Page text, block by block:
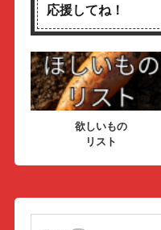
応援してね！
欲しいもの
リスト